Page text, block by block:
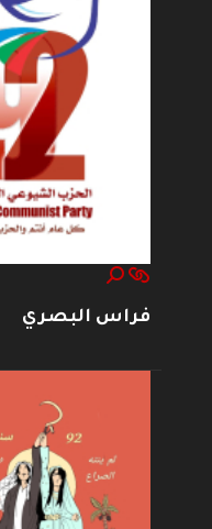
فراس البصري